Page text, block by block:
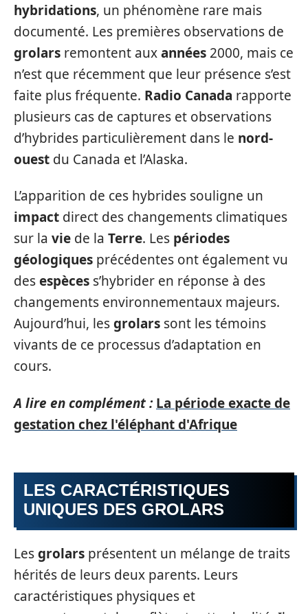
hybridations, un phénomène rare mais
documenté. Les premières observations de
grolars remontent auxannées 2000, mais ce
n’est que récemment que leur présence s’est
faite plus fréquente. Radio Canada rapporte
plusieurs cas de captures et observations
d’hybrides particulièrement dans le nord-
ouest du Canada et l’Alaska.
L’apparition de ces hybrides souligne un
impact direct des changements climatiques
sur la vie de la Terre. Les périodes
géologiques précédentes ont également vu
desespèces s’hybrider en réponse à des
changements environnementaux majeurs.
Aujourd’hui, lesgrolars sont les témoins
vivants de ce processus d’adaptation en
cours.
A lire en complément : La période exacte de
gestation chez l'éléphant d'Afrique
LES CARACTÉRISTIQUES
UNIQUES DES GROLARS
Lesgrolars présentent un mélange de traits
hérités de leurs deux parents. Leurs
caractéristiques physiques et